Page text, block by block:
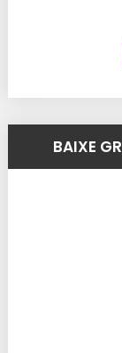
BAIXE